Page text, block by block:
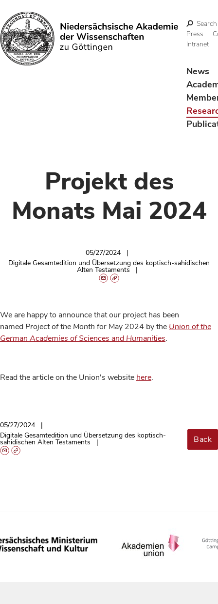
Search
Search
Press
Intranet
News
Projekt des
Monats Mai 2024
05/27/2024
Digitale Gesamtedition und Übersetzung des koptisch-sahidischen
Alten Testaments
We are happy to announce that our project has been
named Project of the Month for May 2024 by the Union of the
German Academies of Sciences and Humanities.
Read the article on the Union's website here.
05/27/2024
Digitale Gesamtedition und Übersetzung des koptisch-
sahidischen Alten Testaments Back